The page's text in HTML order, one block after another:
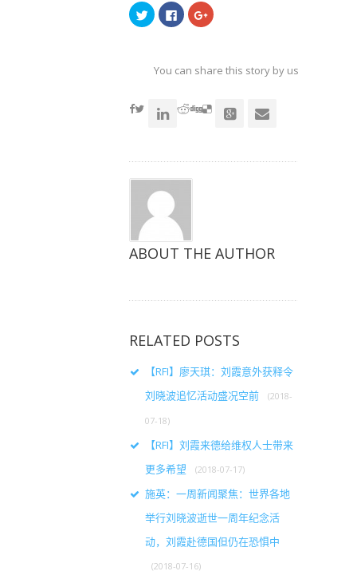
点
击
共
享
窗
口
点
击
共
享
窗
口
点
击
共
享
窗
口
You can share this story by using your
ABOUT THE AUTHOR
RELATED POSTS
【RFI】廖天琪：刘霞意外获释令
刘晓波追忆活动盛况空前
(2018-
07-18)
【RFI】刘霞来德给维权人士带来
更多希望
(2018-07-17)
施英：一周新闻聚焦：世界各地
举行刘晓波逝世一周年纪念活
动，刘霞赴德国但仍在恐惧中
(2018-07-16)